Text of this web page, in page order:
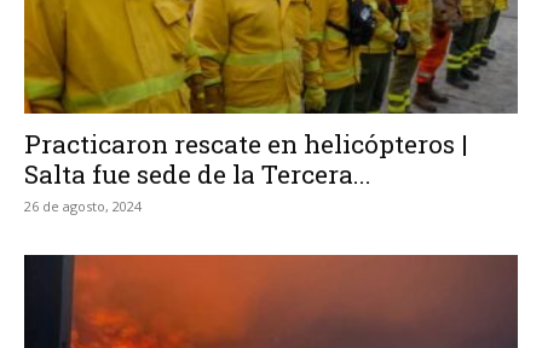
Practicaron rescate en helicópteros |
Salta fue sede de la Tercera...
26 de agosto, 2024